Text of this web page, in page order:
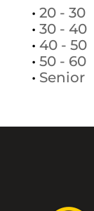
• 20 - 30
• 30 - 40
• 40 - 50
• 50 - 60
• Senior